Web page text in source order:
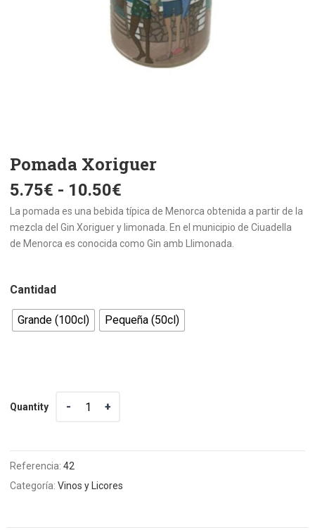
Pomada Xoriguer
5.75€ - 10.50€
de
precios:
desde
10.50€
La pomada es una bebida típica de Menorca obtenida a partir de la
mezcla del Gin Xoriguer y limonada. En el municipio de Ciuadella
de Menorca es conocida como Gin amb Llimonada.
Cantidad
Grande (100cl) Pequeña (50cl)
Quantity
Quantity
Referencia:42
Categoría:Vinos y Licores